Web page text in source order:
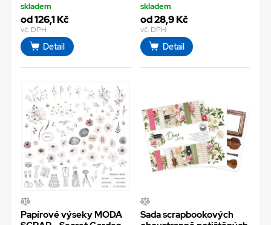
skladem
od 126,1 Kč
vč. DPH
Detail
skladem
od 28,9 Kč
vč. DPH
Detail
Papírové výseky MODA
Sada scrapbookových